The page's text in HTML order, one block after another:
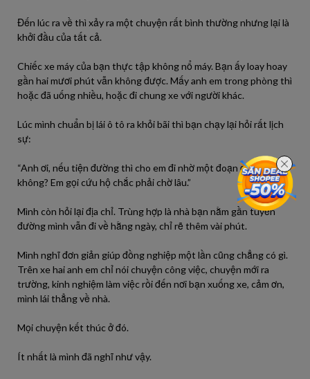
Đến lúc ra về thì xảy ra một chuyện rất bình thường nhưng lại là
khởi đầu của tất cả.
Chiếc xe máy của bạn thực tập không nổ máy. Bạn ấy loay hoay
gần hai mươi phút vẫn không được. Mấy anh em trong phòng thì
hoặc đã uống nhiều, hoặc đi chung xe với người khác.
Lúc mình chuẩn bị lái ô tô ra khỏi bãi thì bạn chạy lại hỏi rất lịch
sự:
“Anh ơi, nếu tiện đường thì cho em đi nhờ một đoạn được
không? Em gọi cứu hộ chắc phải chờ lâu.”
Mình còn hỏi lại địa chỉ. Trùng hợp là nhà bạn nằm gần tuyến
đường mình vẫn đi về hằng ngày, chỉ rẽ thêm vài phút.
Mình nghĩ đơn giản giúp đồng nghiệp một lần cũng chẳng có gì.
Trên xe hai anh em chỉ nói chuyện công việc, chuyện mới ra
trường, kinh nghiệm làm việc rồi đến nơi bạn xuống xe, cảm ơn,
mình lái thẳng về nhà.
Mọi chuyện kết thúc ở đó.
Ít nhất là mình đã nghĩ như vậy.